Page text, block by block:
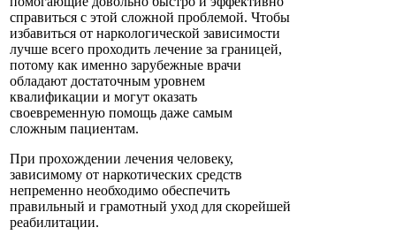
справиться с этой сложной проблемой. Чтобы
избавиться от наркологической зависимости
лучше всего проходить лечение за границей,
потому как именно зарубежные врачи
обладают достаточным уровнем
квалификации и могут оказать
своевременную помощь даже самым
сложным пациентам.
При прохождении лечения человеку,
зависимому от наркотических средств
непременно необходимо обеспечить
правильный и грамотный уход для скорейшей
реабилитации.